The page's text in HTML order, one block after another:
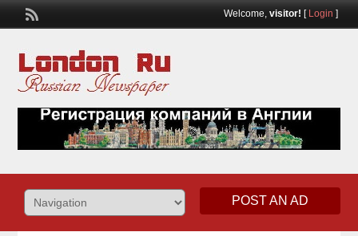
Welcome, visitor! [ Login ]
POST AN AD